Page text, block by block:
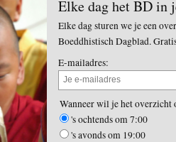
Elke dag het BD in
Elke dag sturen we je een
Boeddhistisch Dagblad.
E-mailadres:
Wanneer wil je het overzicht
's ochtends om 7:00
's avonds om 19:00